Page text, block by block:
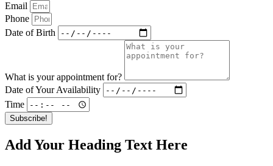
Email
Phone
Date of Birth
What is your appointment for?
Date of Your Availability
Time
Subscribe!
Add Your Heading Text Here